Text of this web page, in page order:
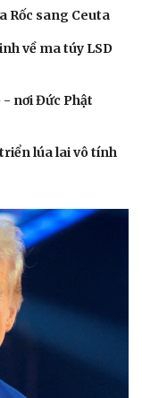
Rốc sang Ceuta
về ma túy LSD
- nơi Đức Phật
lúa lai vô tính